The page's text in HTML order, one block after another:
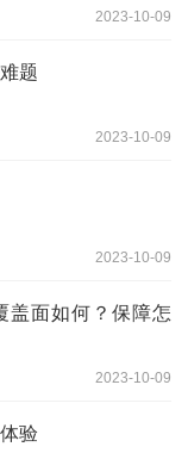
2023-10-09
题
2023-10-09
2023-10-09
盖面如何？保障怎
2023-10-09
验